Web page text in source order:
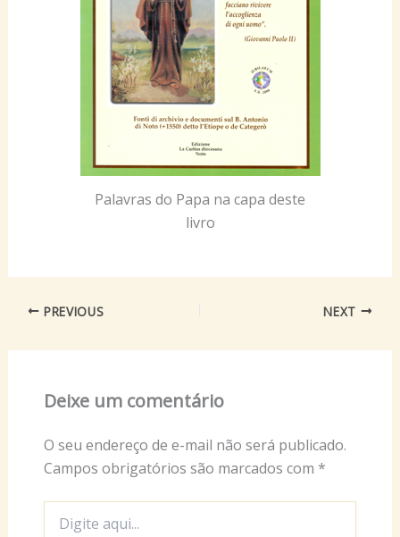
Palavras do Papa na capa deste
livro
PREVIOUS NEXT
Deixe um comentário
O seu endereço de e-mail não será publicado.
Campos obrigatórios são marcados com *
aqui...